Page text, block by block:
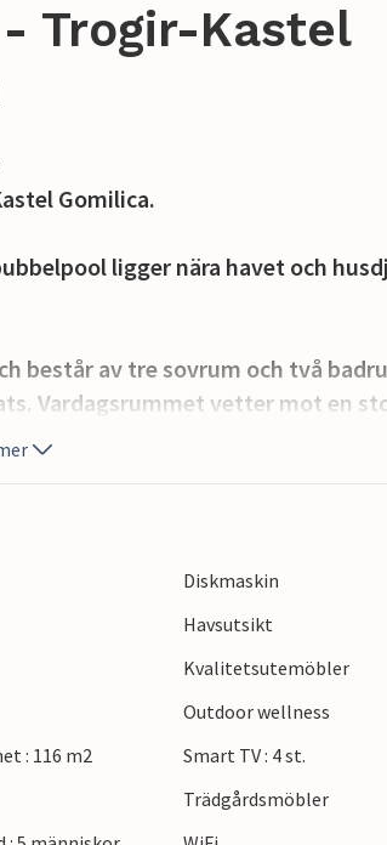
Trogir-Kastel
Gomilica.
ligger nära havet och
består av tre sovrum och två
Vardagsrummet vetter mot en
tillbringa större delen av din tid,
Det finns en utomhusbar och
tornet, inspelningsplatsen för den
marina ligger bara några minuters
besöka de UNESCO-skyddade
Diskmaskin
Havsutsikt
Kvalitetsutemöbler
Outdoor wellness
: 116 m2
Smart TV : 4 st.
Trädgårdsmöbler